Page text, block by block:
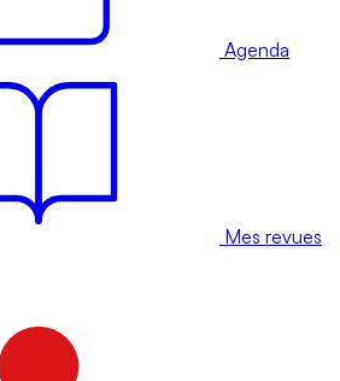
Agenda
Mes revues